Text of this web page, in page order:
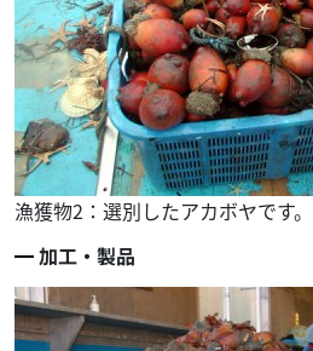
漁獲物2：選別したアカボヤです。
加工・製品